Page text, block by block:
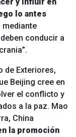
lo antes
conducir a
de Exteriores,
Beijing cree en
el conflicto y
a la paz. Mao
China
la promoción